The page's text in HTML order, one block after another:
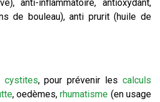
anti-inflammatoire, antioxydant,
de bouleau), anti prurit (huile de
cystites, pour prévenir lescalculs
, oedèmes,rhumatisme (en usage